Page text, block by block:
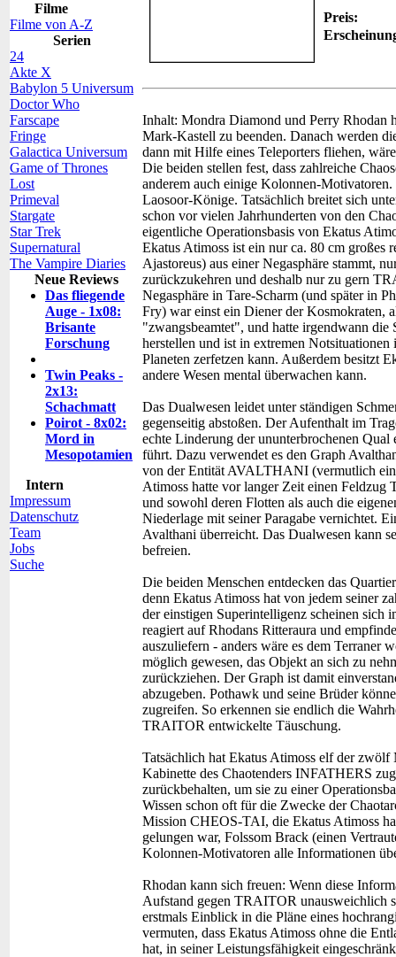
Filme
Filme von A-Z
Serien
24
Akte X
Babylon 5 Universum
Doctor Who
Farscape
Fringe
Galactica Universum
Game of Thrones
Lost
Primeval
Stargate
Star Trek
Supernatural
The Vampire Diaries
Neue Reviews
Das fliegende
Auge - 1x08:
Brisante
Forschung
Twin Peaks -
2x13:
Schachmatt
Poirot - 8x02:
Mord in
Mesopotamien
Intern
Impressum
Datenschutz
Team
Jobs
Suche
Preis:
Inhalt: Mondra Diamond und Perry Rhodan
Mark-Kastell zu beenden. Danach werden
dann mit Hilfe eines Teleporters fliehen,
Die beiden stellen fest, dass zahlreiche
anderem auch einige Kolonnen-
Laosoor-Könige. Tatsächlich breitet sich
schon vor vielen Jahrhunderten von den
eigentliche Operationsbasis von Ekatus
Ekatus Atimoss ist ein nur ca. 80 cm großes
Ajastoreus) aus einer Negasphäre stammt,
zurückzukehren und deshalb nur zu gern
Negasphäre in Tare-Scharm (und später in
Fry) war einst ein Diener der Kosmokraten,
"zwangsbeamtet", und hatte irgendwann die
herstellen und ist in extremen
Planeten zerfetzen kann. Außerdem besitzt
andere Wesen mental überwachen kann.
Das Dualwesen leidet unter ständigen
gegenseitig abstoßen. Der Aufenthalt im
echte Linderung der ununterbrochenen
führt. Dazu verwendet es den Graph
von der Entität AVALTHANI (vermutlich
Atimoss hatte vor langer Zeit einen
und sowohl deren Flotten als auch die
Niederlage mit seiner Paragabe vernichtet.
Avalthani überreicht. Das Dualwesen kann
befreien.
Die beiden Menschen entdecken das
denn Ekatus Atimoss hat von jedem seiner
der einstigen Superintelligenz scheinen sich
reagiert auf Rhodans Ritteraura und
auszuliefern - anders wäre es dem Terraner
möglich gewesen, das Objekt an sich zu
zurückziehen. Der Graph ist damit
abzugeben. Pothawk und seine Brüder
zugreifen. So erkennen sie endlich die
TRAITOR entwickelte Täuschung.
Tatsächlich hat Ekatus Atimoss elf der
Kabinette des Chaotenders INFATHERS
zurückbehalten, um sie zu einer
Wissen schon oft für die Zwecke der
Mission CHEOS-TAI, die Ekatus Atimoss
gelungen war, Folssom Brack (einen
Kolonnen-Motivatoren alle Informationen
Rhodan kann sich freuen: Wenn diese
Aufstand gegen TRAITOR unausweichlich
erstmals Einblick in die Pläne eines
vermuten, dass Ekatus Atimoss ohne die
hat, in seiner Leistungsfähigkeit